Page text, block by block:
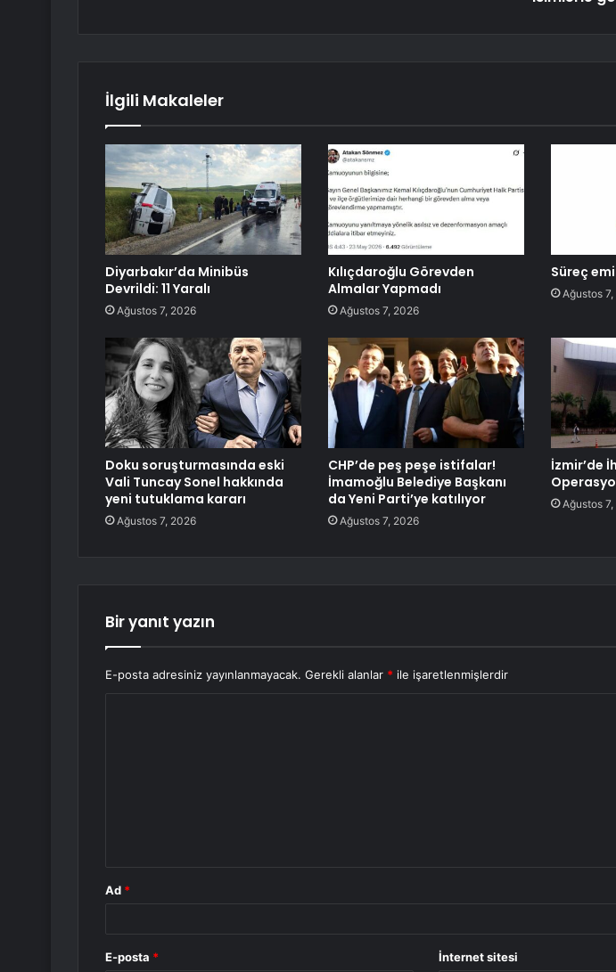
İlgili Makaleler
Diyarbakır’da Minibüs
Devrildi: 11 Yaralı
Ağustos 7, 2026
Kılıçdaroğlu Görevden
Almalar Yapmadı
Ağustos 7, 2026
Süreç
Ağustos
Doku soruşturmasında eski
Vali Tuncay Sonel hakkında
yeni tutuklama kararı
Ağustos 7, 2026
CHP’de peş peşe istifalar!
İmamoğlu Belediye Başkanı
da Yeni Parti’ye katılıyor
Ağustos 7, 2026
İzmir’de
Ağustos
Bir yanıt yazın
E-posta adresiniz yayınlanmayacak. Gerekli alanlar * ile işaretlenmişlerdir
Ad *
E-posta * İnternet sitesi